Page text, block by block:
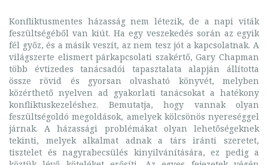
Konfliktusmentes házasság nem létezik, de a napi viták
feszültségéből van kiút. Ha egy veszekedés során az egyik
fél győz, és a másik veszít, az nem tesz jót a kapcsolatnak. A
világszerte elismert párkapcsolati szakértő, Gary Chapman
több évtizedes tanácsadói tapasztalata alapján állította
össze rövid és gyorsan olvasható könyvét, melyben
közérthető nyelven ad gyakorlati tanácsokat a hatékony
konfliktuskezeléshez. Bemutatja, hogy vannak olyan
feszültségoldó megoldások, amelyek kölcsönös nyereséggel
járnak. A házassági problémákat olyan lehetőségeknek
tekinti, melyek alkalmat adnak a társ iránti szeretet,
tisztelet és nagyrabecsülés kinyilvánítására, ez pedig a